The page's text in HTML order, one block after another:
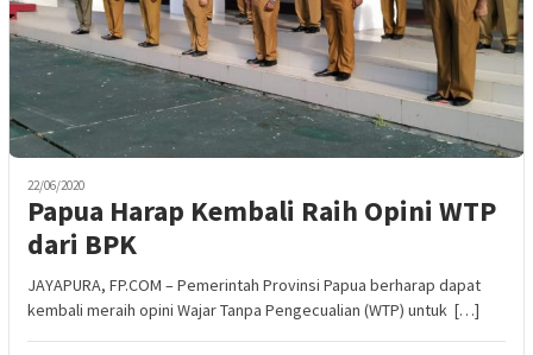
22/06/2020
Papua Harap Kembali Raih Opini WTP
dari BPK
JAYAPURA, FP.COM – Pemerintah Provinsi Papua berharap dapat
kembali meraih opini Wajar Tanpa Pengecualian (WTP) untuk […]